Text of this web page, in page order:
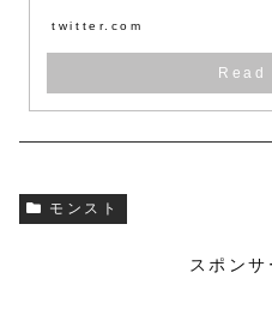
twitter.com
モンスト
スポンサ